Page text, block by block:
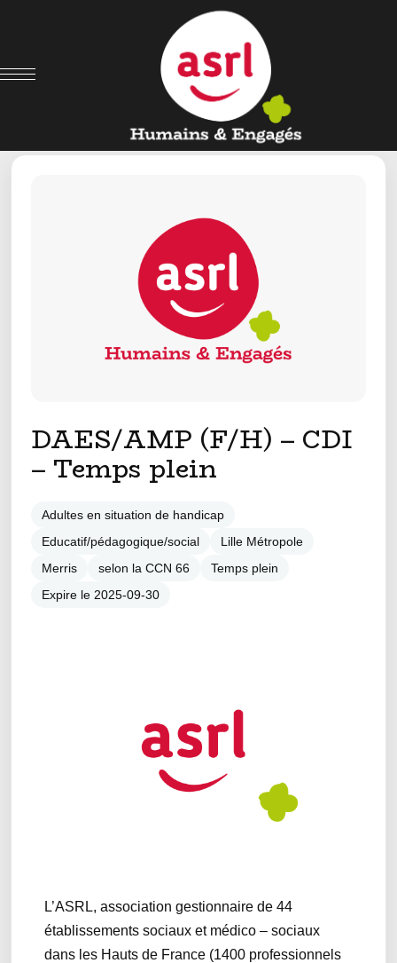
DAES/AMP (F/H) – CDI
– Temps plein
Adultes en situation de handicap
Educatif/pédagogique/social
Lille Métropole
Merris
selon la CCN 66
Temps plein
Expire le 2025-09-30
L’ASRL, association gestionnaire de 44
établissements sociaux et médico – sociaux
dans les Hauts de France (1400 professionnels